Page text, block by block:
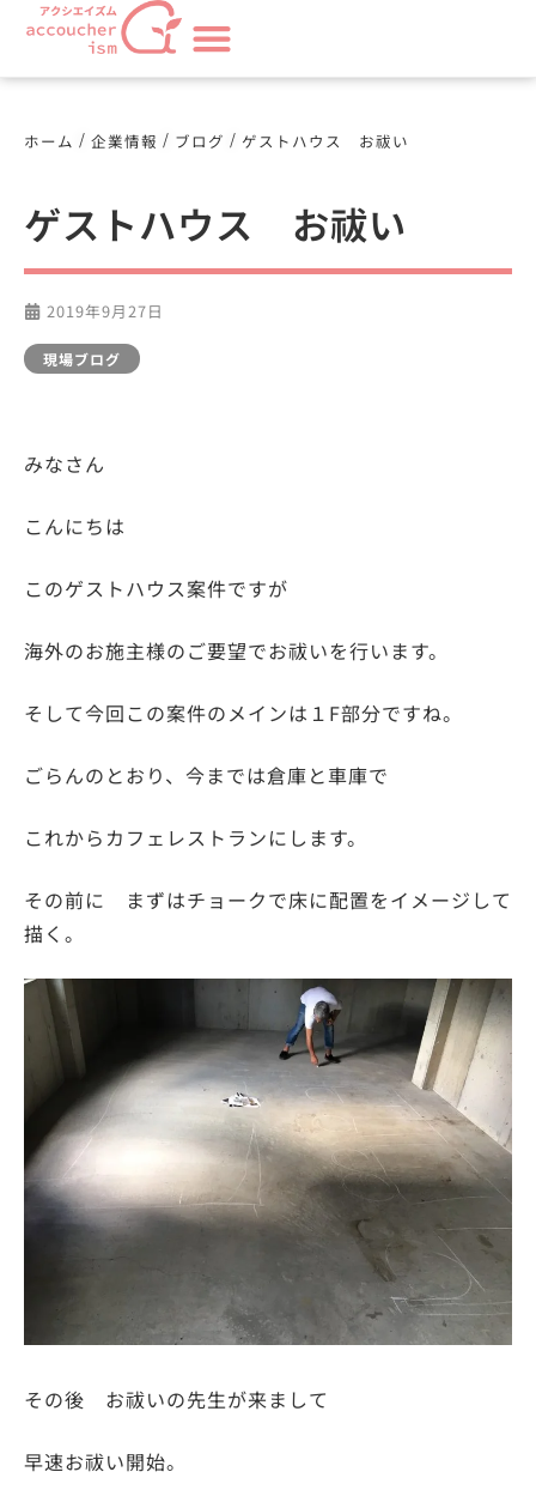
ホーム / 企業情報 / ブログ / ゲストハウス お祓い
ゲストハウス お祓い
2019年9月27日
現場ブログ
みなさん
こんにちは
このゲストハウス案件ですが
海外のお施主様のご要望でお祓いを行います。
そして今回この案件のメインは１F部分ですね。
ごらんのとおり、今までは倉庫と車庫で
これからカフェレストランにします。
その前に まずはチョークで床に配置をイメージして
描く。
その後 お祓いの先生が来まして
早速お祓い開始。